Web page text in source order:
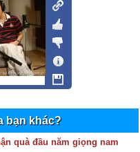
bạn khác?
quà đầu năm giọng nam